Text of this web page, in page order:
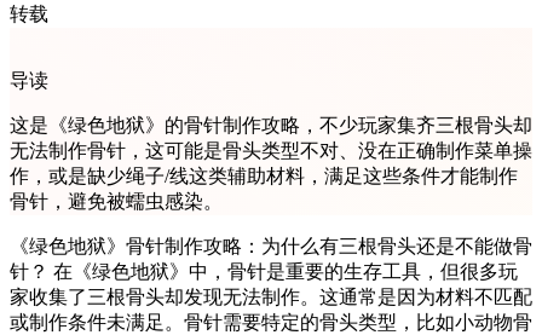
转载
导读
这是《绿色地狱》的骨针制作攻略，不少玩家集齐三根骨头却
无法制作骨针，这可能是骨头类型不对、没在正确制作菜单操
作，或是缺少绳子/线这类辅助材料，满足这些条件才能制作
骨针，避免被蠕虫感染。
《绿色地狱》骨针制作攻略：为什么有三根骨头还是不能做骨
针？ 在《绿色地狱》中，骨针是重要的生存工具，但很多玩
家收集了三根骨头却发现无法制作。这通常是因为材料不匹配
或制作条件未满足。骨针需要特定的骨头类型，比如小动物骨